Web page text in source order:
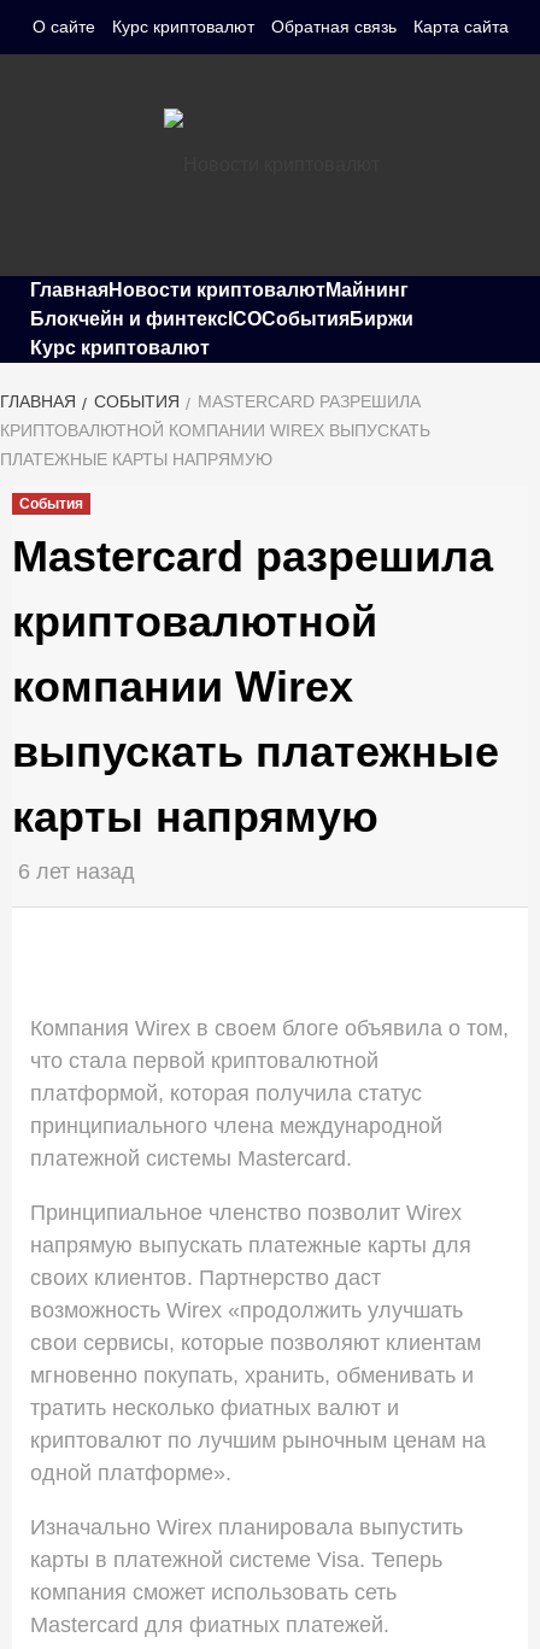
О сайте Курс криптовалют Обратная связь Карта сайта
Новости
криптовалют
ГлавнаяНовости криптовалютМайнинг
Блокчейн и финтекс ICOСобытияБиржи
Курс криптовалют
ГЛАВНАЯ СОБЫТИЯ
MASTERCARD РАЗРЕШИЛА
КРИПТОВАЛЮТНОЙ КОМПАНИИ WIREX ВЫПУСКАТЬ
ПЛАТЕЖНЫЕ КАРТЫ НАПРЯМУЮ
События
Mastercard разрешила
криптовалютной
компании Wirex
выпускать платежные
карты напрямую
6 лет назад
Компания Wirex в своем блоге объявила о том,
что стала первой криптовалютной
платформой, которая получила статус
принципиального члена международной
платежной системы Mastercard.
Принципиальное членство позволит Wirex
напрямую выпускать платежные карты для
своих клиентов. Партнерство даст
возможность Wirex «продолжить улучшать
свои сервисы, которые позволяют клиентам
мгновенно покупать, хранить, обменивать и
тратить несколько фиатных валют и
криптовалют по лучшим рыночным ценам на
одной платформе».
Изначально Wirex планировала выпустить
карты в платежной системе Visa. Теперь
компания сможет использовать сеть
Mastercard для фиатных платежей.